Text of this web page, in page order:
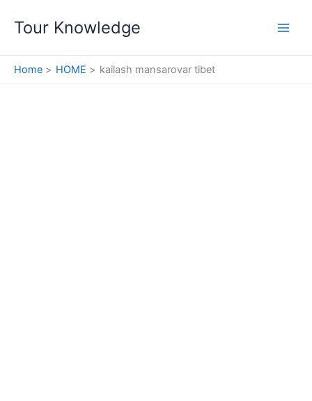
Tour Knowledge
Home HOME kailash mansarovar tibet